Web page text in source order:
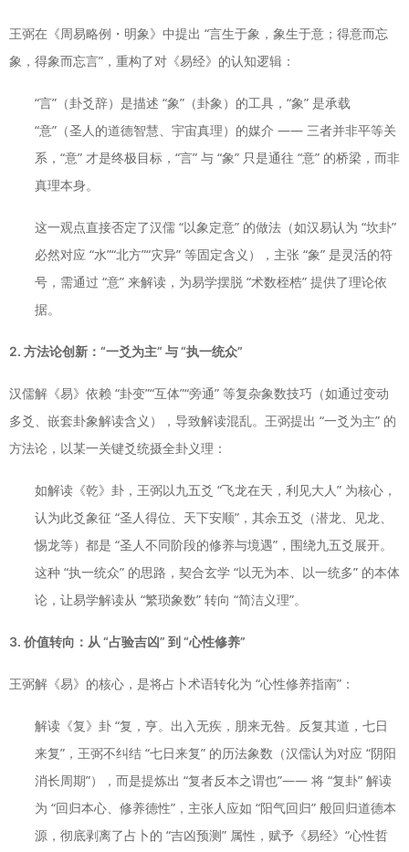
王弼在《周易略例・明象》中提出 “言生于象，象生于意；得意而忘
象，得象而忘言”，重构了对《易经》的认知逻辑：
“言”（卦爻辞）是描述 “象”（卦象）的工具，“象” 是承载
“意”（圣人的道德智慧、宇宙真理）的媒介 —— 三者并非平等关
系，“意” 才是终极目标，“言” 与 “象” 只是通往 “意” 的桥梁，而非
真理本身。
这一观点直接否定了汉儒 “以象定意” 的做法（如汉易认为 “坎卦”
必然对应 “水”“北方”“灾异” 等固定含义），主张 “象” 是灵活的符
号，需通过 “意” 来解读，为易学摆脱 “术数桎梏” 提供了理论依
据。
2. 方法论创新：“一爻为主” 与 “执一统众”
汉儒解《易》依赖 “卦变”“互体”“旁通” 等复杂象数技巧（如通过变动
多爻、嵌套卦象解读含义），导致解读混乱。王弼提出 “一爻为主” 的
方法论，以某一关键爻统摄全卦义理：
如解读《乾》卦，王弼以九五爻 “飞龙在天，利见大人” 为核心，
认为此爻象征 “圣人得位、天下安顺”，其余五爻（潜龙、见龙、
惕龙等）都是 “圣人不同阶段的修养与境遇”，围绕九五爻展开。
这种 “执一统众” 的思路，契合玄学 “以无为本、以一统多” 的本体
论，让易学解读从 “繁琐象数” 转向 “简洁义理”。
3. 价值转向：从 “占验吉凶” 到 “心性修养”
王弼解《易》的核心，是将占卜术语转化为 “心性修养指南”：
解读《复》卦 “复，亨。出入无疾，朋来无咎。反复其道，七日
来复”，王弼不纠结 “七日来复” 的历法象数（汉儒认为对应 “阴阳
消长周期”），而是提炼出 “复者反本之谓也”—— 将 “复卦” 解读
为 “回归本心、修养德性”，主张人应如 “阳气回归” 般回归道德本
源，彻底剥离了占卜的 “吉凶预测” 属性，赋予《易经》“心性哲